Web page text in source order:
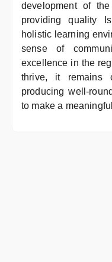
development of
providing quality
holistic learning
sense of
excellence in the
thrive, it remains
producing well-
to make a